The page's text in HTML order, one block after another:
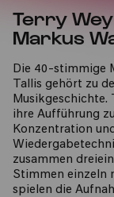
Terry
Markus
Die 40-stimmige
Tallis gehört zu
Musikgeschichte.
ihre Aufführung
Konzentration
zusammen
Stimmen einzeln
spielen die